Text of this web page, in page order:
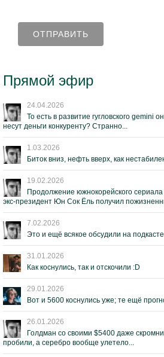
Прямой эфир
24.04.2026
То есть в развитие гугловского gemini
несут деньги конкуренту? Странно...
1.03.2026
Биток вниз, нефть вверх, как
19.02.2026
Продолжение южнокорейского
экс-президент Юн Сок Ёль получил
7.02.2026
Это и ещё всякое обсудили на
31.01.2026
Как коснулись, так и отскочили :D
29.01.2026
Вот и 5600 коснулись уже; те ещё
26.01.2026
Голдман со своими $5400 даже
пробили, а серебро вообще улетело...